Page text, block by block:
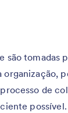
são tomadas
de